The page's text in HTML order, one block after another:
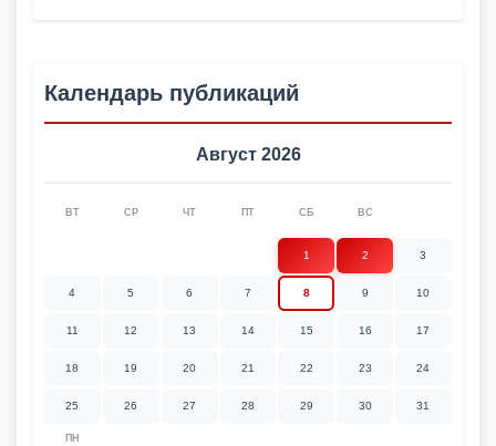
Календарь публикаций
Август 2026
ПН
ВТ СР ЧТ ПТ СБ ВС
1 2 3
4 5 6 7 8 9 10
11 12 13 14 15 16 17
18 19 20 21 22 23 24
25 26 27 28 29 30 31